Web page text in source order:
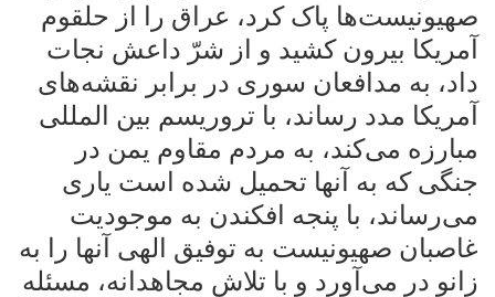
صهیونیست‌ها پاک کرد، عراق را از حلقوم
آمریکا بیرون کشید و از شرّ داعش نجات
داد، به مدافعان سوری در برابر نقشه‌های
آمریکا مدد رساند، با تروریسم بین المللی
مبارزه می‌کند، به مردم مقاوم یمن در
جنگی که به آنها تحمیل شده است یاری
می‌رساند، با پنجه افکندن به موجودیت
غاصبان صهیونیست به توفیق الهی آنها را به
زانو در می‌آورد و با تلاش مجاهدانه، مسئله